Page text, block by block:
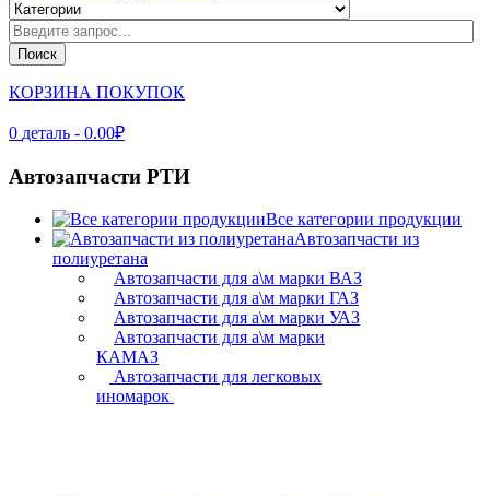
Поиск
КОРЗИНА ПОКУПОК
0 деталь - 0.00₽
Автозапчасти РТИ
Все категории продукции
Автозапчасти из
полиуретана
Автозапчасти для а\м марки ВАЗ
Автозапчасти для а\м марки ГАЗ
Автозапчасти для а\м марки УАЗ
Автозапчасти для а\м марки
КАМАЗ
Автозапчасти для легковых
иномарок